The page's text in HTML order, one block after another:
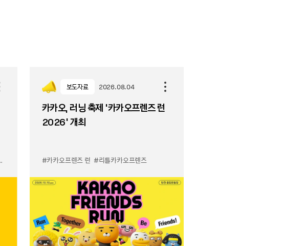
보도자료 2026.08.04
카카오, 러닝 축제 '카카오프렌즈 런
2026' 개최
#카카오프렌즈 런 #리틀카카오프렌즈